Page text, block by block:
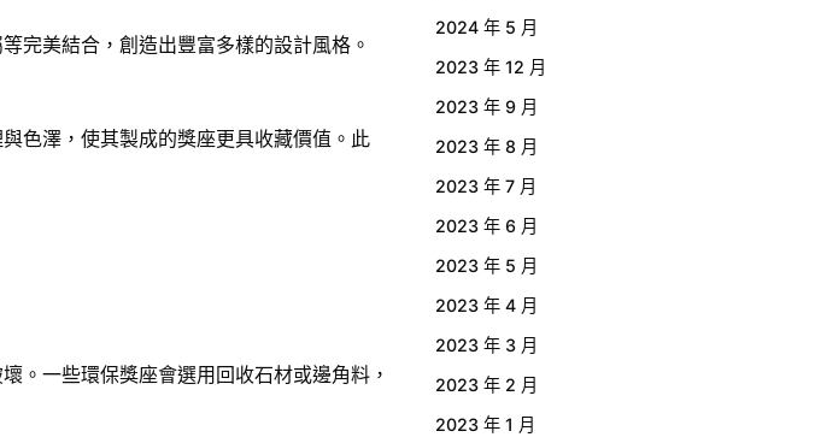
完美結合，創造出豐富多樣的設計風格。
色澤，使其製成的獎座更具收藏價值。此
。一些環保獎座會選用回收石材或邊角料，
2024 年 5 月
2023 年 12 月
2023 年 9 月
2023 年 8 月
2023 年 7 月
2023 年 6 月
2023 年 5 月
2023 年 4 月
2023 年 3 月
2023 年 2 月
2023 年 1 月